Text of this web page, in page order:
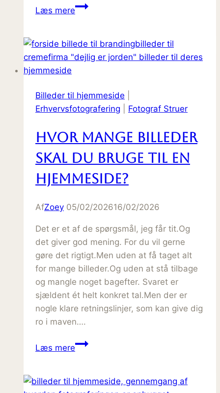
Læs mereNår
nystartet,
er
“nice
to
Billeder til hjemmeside
Erhvervsfotografering
Fotograf Struer
Hvor mange billeder
skal du bruge til en
hjemmeside?
AfZoey 05/02/202616/02/2026
Det er et af de spørgsmål, jeg får tit.Og
det giver god mening. For du vil gerne
gøre det rigtigt.Men uden at få taget alt
for mange billeder.Og uden at stå tilbage
og mangle noget bagefter. Svaret er
sjældent ét helt konkret tal.Men der er
nogle klare retningslinjer, som kan give dig
ro i maven….
Læs mereHvor
skal